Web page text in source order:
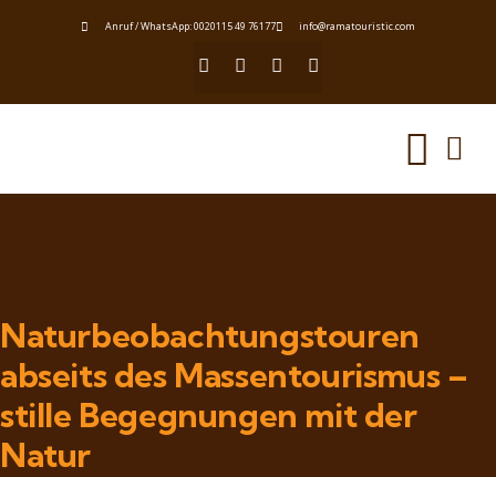
Anruf / WhatsApp: 0020115 49 76177 info@ramatouristic.com
Naturbeobachtungstouren
abseits des Massentourismus –
stille Begegnungen mit der
Natur